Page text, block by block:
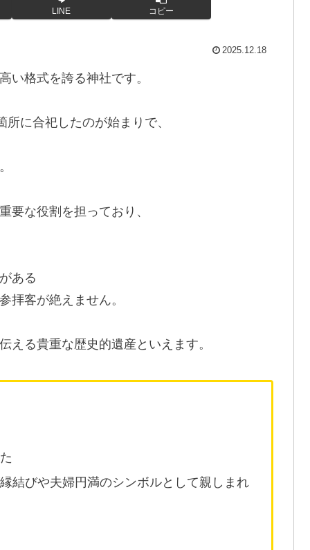
LINE コピー
2025.12.18
い格式を誇る神社です。
に合祀したのが始まりで、
要な役割を担っており、
ある
拝客が絶えません。
る貴重な歴史的遺産といえます。
結びや夫婦円満のシンボルとして親しまれ